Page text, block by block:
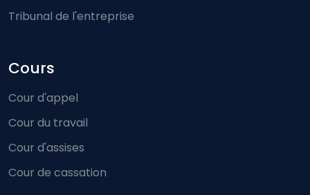
Tribunal de l'entreprise
Cours
Cour d'appel
Cour du travail
Cour d'assises
Cour de cassation